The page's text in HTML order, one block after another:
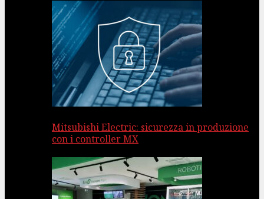
Mitsubishi Electric: sicurezza in produzione
con i controller MX